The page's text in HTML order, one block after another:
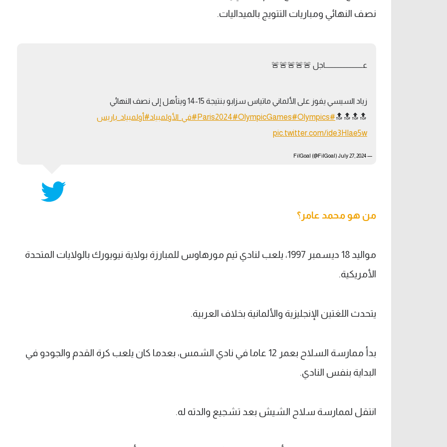
نصف النهائي ومباريات التتويج بالميداليات.
عـــــــــــــــــــــــــاجل 🚨🚨🚨🚨🚨
زياد السيسي يفوز على الألماني ماتياس سزابو بنتيجة 15-14 ويتأهل إلى نصف النهائي
🔝🔝🔝🔝
#Paris2024
#OlympicGames#Olympics #في_الأولمبياد#أولمبياد_باريس
pic.twitter.com/ide3HIae5w
— FilGoal (@FilGoal)
July 27, 2024
من هو محمد عامر؟
مواليد 18 ديسمبر 1997، يلعب لنادي تيم مورهاوس للمبارزة بولاية نيويورك بالولايات المتحدة
الأمريكية.
يتحدث اللغتين الإنجليزية والألمانية بخلاف العربية.
بدأ ممارسة السلاح بعمر 12 عاما في نادي الشمس، بعدما كان يلعب كرة القدم والجودو في
البداية بنفس النادي.
انتقل لممارسة سلاح الشيش بعد تشجيع والدته له.